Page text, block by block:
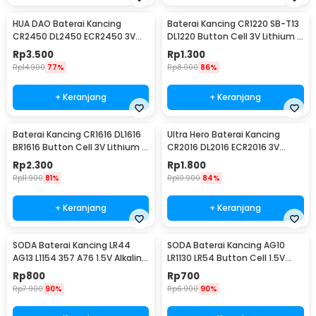
HUA DAO Baterai Kancing
CR2450 DL2450 ECR2450 3V
Lithium 1 PCS
Rp3.500
Rp14.900 77%
+ Keranjang
Baterai Kancing CR1220 SB-T13
DL1220 Button Cell 3V Lithium 1
PCS
Rp1.300
Rp8.900 86%
+ Keranjang
Baterai Kancing CR1616 DL1616
BR1616 Button Cell 3V Lithium 1
PCS
Rp2.300
Rp11.900 81%
+ Keranjang
Ultra Hero Baterai Kancing
CR2016 DL2016 ECR2016 3V
Lithium 1 PCS
Rp1.800
Rp10.900 84%
+ Keranjang
SODA Baterai Kancing LR44
AG13 L1154 357 A76 1.5V Alkaline
1 PCS
Rp800
Rp7.900 90%
SODA Baterai Kancing AG10
LR1130 LR54 Button Cell 1.5V
Alkaline 1 PCS
Rp700
Rp6.900 90%